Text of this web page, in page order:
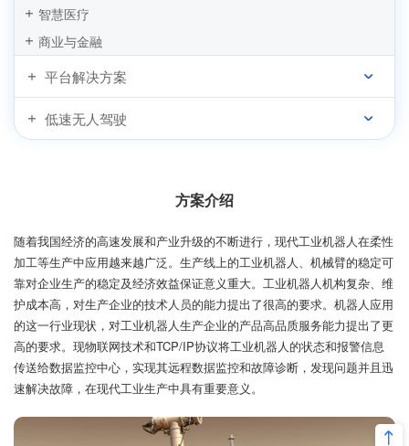
智慧医疗
商业与金融
平台解决方案
低速无人驾驶
方案介绍
随着我国经济的高速发展和产业升级的不断进行，现代工业机器人在柔性
加工等生产中应用越来越广泛。生产线上的工业机器人、机械臂的稳定可
靠对企业生产的稳定及经济效益保证意义重大。工业机器人机构复杂、维
护成本高，对生产企业的技术人员的能力提出了很高的要求。机器人应用
的这一行业现状，对工业机器人生产企业的产品高品质服务能力提出了更
高的要求。现物联网技术和TCP/IP协议将工业机器人的状态和报警信息
传送给数据监控中心，实现其远程数据监控和故障诊断，发现问题并且迅
速解决故障，在现代工业生产中具有重要意义。